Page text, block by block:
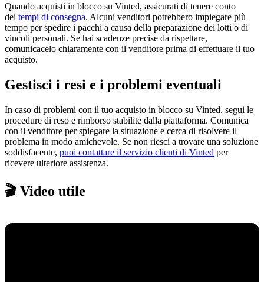
Quando acquisti in blocco su Vinted, assicurati di tenere conto
dei tempi di consegna. Alcuni venditori potrebbero impiegare più
tempo per spedire i pacchi a causa della preparazione dei lotti o di
vincoli personali. Se hai scadenze precise da rispettare,
comunicacelo chiaramente con il venditore prima di effettuare il tuo
acquisto.
Gestisci i resi e i problemi eventuali
In caso di problemi con il tuo acquisto in blocco su Vinted, segui le
procedure di reso e rimborso stabilite dalla piattaforma. Comunica
con il venditore per spiegare la situazione e cerca di risolvere il
problema in modo amichevole. Se non riesci a trovare una soluzione
soddisfacente, puoi contattare il servizio clienti di Vinted per
ricevere ulteriore assistenza.
🎬 Video utile